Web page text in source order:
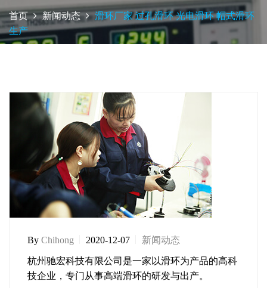
首页 新闻动态
滑环厂家 过孔滑环 光电滑环 帽式滑环
生产
By Chihong 2020-12-07 新闻动态
杭州驰宏科技有限公司是一家以滑环为产品的高科
技企业，专门从事高端滑环的研发与出产。